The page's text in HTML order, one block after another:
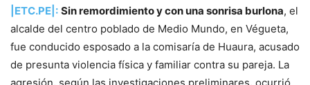
|ETC.PE|: Sin remordimiento y con una sonrisa burlona, el
alcalde del centro poblado de Medio Mundo, en Végueta,
fue conducido esposado a la comisaría de Huaura, acusado
de presunta violencia física y familiar contra su pareja. La